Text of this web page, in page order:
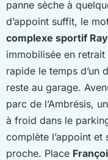
panne sèche à
d’appoint suffit, le
complexe sportif
immobilisée en
rapide le temps d’un
reste au garage.
parc de l’Ambrésis,
à froid dans le
complète l’appoint et
proche. Place